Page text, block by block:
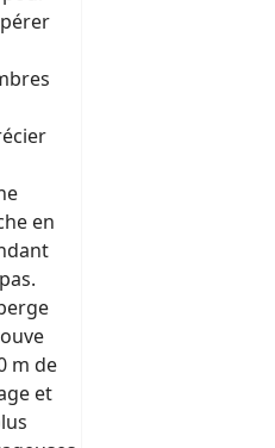
en
m de
et